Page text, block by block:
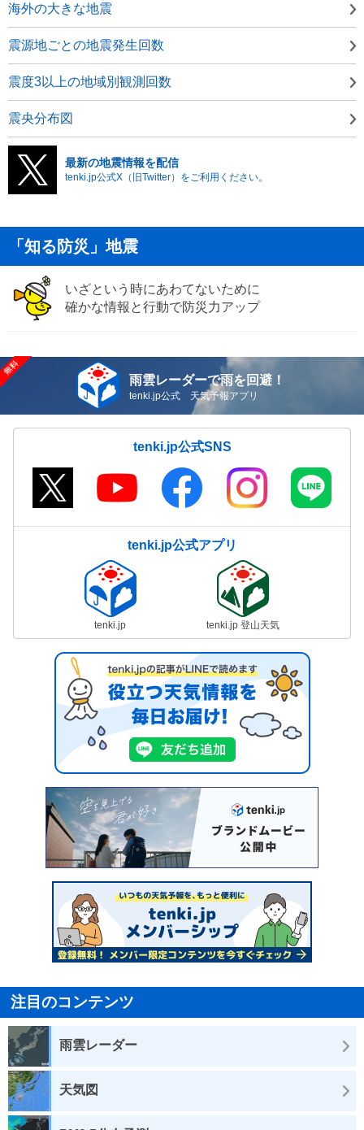
海外の大きな地震
震源地ごとの地震発生回数
震度3以上の地域別観測回数
震央分布図
最新の地震情報を配信
tenki.jp公式X（旧Twitter）をご利用ください。
「知る防災」地震
いざという時にあわてないために
確かな情報と行動で防災力アップ
雨雲レーダーで雨を回避！
tenki.jp公式 天気予報アプリ
tenki.jp公式SNS
tenki.jp公式アプリ
tenki.jp tenki.jp 登山天気
注目のコンテンツ
雨雲レーダー
天気図